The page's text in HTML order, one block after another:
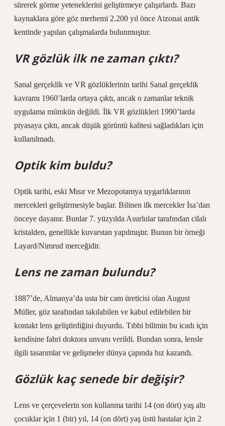
sürerek görme yeteneklerini geliştirmeye çalışırlardı. Bazı
kaynaklara göre göz merhemi 2.200 yıl önce Aizonai antik
kentinde yapılan çalışmalarda bulunmuştur.
VR gözlük ilk ne zaman çıktı?
Sanal gerçeklik ve VR gözlüklerinin tarihi Sanal gerçeklik
kavramı 1960’larda ortaya çıktı, ancak o zamanlar teknik
uygulama mümkün değildi. İlk VR gözlükleri 1990’larda
piyasaya çıktı, ancak düşük görüntü kalitesi sağladıkları için
kullanılmadı.
Optik kim buldu?
Optik tarihi, eski Mısır ve Mezopotamya uygarlıklarının
mercekleri geliştirmesiyle başlar. Bilinen ilk mercekler İsa’dan
önceye dayanır. Bunlar 7. yüzyılda Asurlular tarafından cilalı
kristalden, genellikle kuvarstan yapılmıştır. Bunun bir örneği
Layard/Nimrud merceğidir.
Lens ne zaman bulundu?
1887’de, Almanya’da usta bir cam üreticisi olan August
Müller, göz tarafından takılabilen ve kabul edilebilen bir
kontakt lens geliştirdiğini duyurdu. Tıbbi bilimin bu icadı için
kendisine fahri doktora unvanı verildi. Bundan sonra, lensle
ilgili tasarımlar ve gelişmeler dünya çapında hız kazandı.
Gözlük kaç senede bir değişir?
Lens ve çerçevelerin son kullanma tarihi 14 (on dört) yaş altı
çocuklar için 1 (bir) yıl, 14 (on dört) yaş üstü hastalar için 2